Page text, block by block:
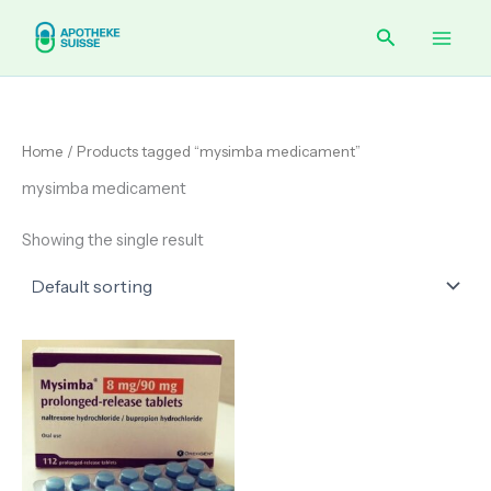
content
Search
Home / Products tagged “mysimba medicament”
mysimba medicament
Showing the single result